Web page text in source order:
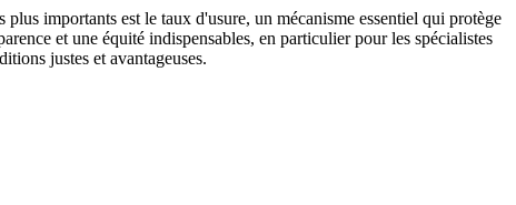
importants est le taux d'usure, un mécanisme essentiel qui protège
et une équité indispensables, en particulier pour les spécialistes
justes et avantageuses.